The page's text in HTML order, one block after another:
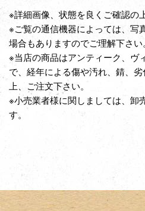
※詳細画像、状態を良くご確認の
※ご覧の通信機器によっては、写
場合もありますのでご理解下さい。
※当店の商品はアンティーク、ヴ
で、経年による傷や汚れ、錆、
上、ご注文下さい。
※小売業者様に関しましては、卸
す。